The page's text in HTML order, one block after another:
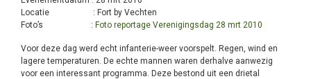
Locatie : Fort by Vechten
Foto’s : Foto reportage Verenigingsdag 28 mrt 2010
Voor deze dag werd echt infanterie-weer voorspelt. Regen, wind en
lagere temperaturen. De echte mannen waren derhalve aanwezig
voor een interessant programma. Deze bestond uit een drietal